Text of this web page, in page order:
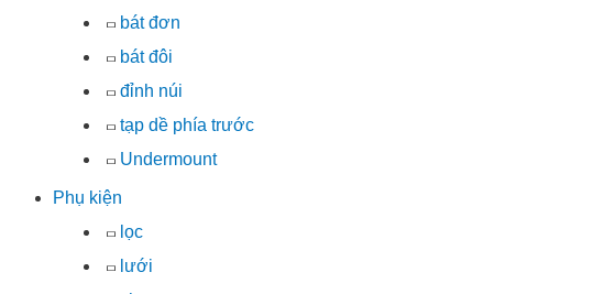
bát đơn
bát đôi
đỉnh núi
tạp dề phía trước
Undermount
Phụ kiện
lọc
lưới